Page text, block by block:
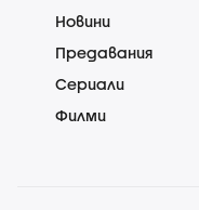
Новини
Предавания
Сериали
Филми